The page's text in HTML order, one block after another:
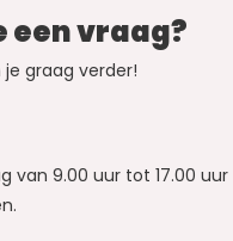
een vraag?
je graag verder!
van 9.00 uur tot 17.00 uur